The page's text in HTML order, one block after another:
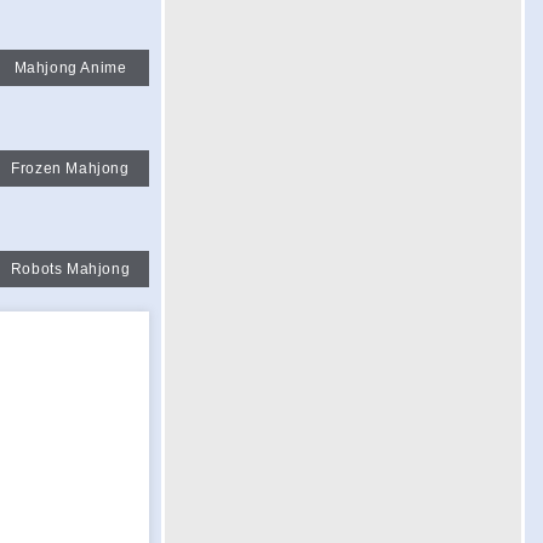
Mahjong Anime
Frozen Mahjong
Robots Mahjong